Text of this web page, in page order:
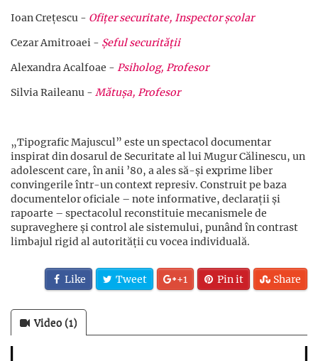
Ioan Crețescu - Ofițer securitate, Inspector școlar
Cezar Amitroaei - Șeful securității
Alexandra Acalfoae - Psiholog, Profesor
Silvia Raileanu - Mătușa, Profesor
„Tipografic Majuscul” este un spectacol documentar
inspirat din dosarul de Securitate al lui Mugur Călinescu, un
adolescent care, în anii ’80, a ales să-și exprime liber
convingerile într-un context represiv. Construit pe baza
documentelor oficiale – note informative, declarații și
rapoarte – spectacolul reconstituie mecanismele de
supraveghere și control ale sistemului, punând în contrast
limbajul rigid al autorității cu vocea individuală.
Like Tweet +1 Pin it Share
Video (1)